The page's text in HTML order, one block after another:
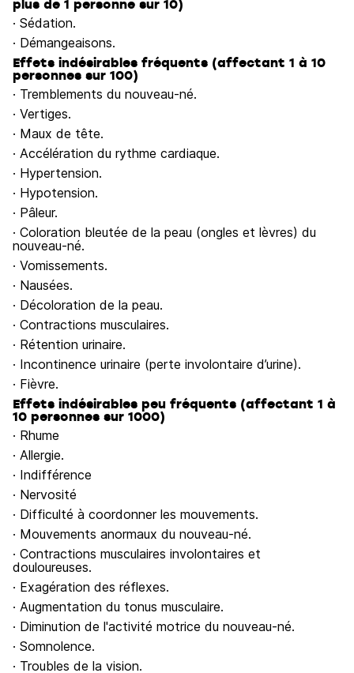
plus de 1 personne sur 10)
· Sédation.
· Démangeaisons.
Effets indésirables fréquents (affectant 1 à 10
personnes sur 100)
· Tremblements du nouveau-né.
· Vertiges.
· Maux de tête.
· Accélération du rythme cardiaque.
· Hypertension.
· Hypotension.
· Pâleur.
· Coloration bleutée de la peau (ongles et lèvres) du
nouveau-né.
· Vomissements.
· Nausées.
· Décoloration de la peau.
· Contractions musculaires.
· Rétention urinaire.
· Incontinence urinaire (perte involontaire d’urine).
· Fièvre.
Effets indésirables peu fréquents (affectant 1 à
10 personnes sur 1000)
· Rhume
· Allergie.
· Indifférence
· Nervosité
· Difficulté à coordonner les mouvements.
· Mouvements anormaux du nouveau-né.
· Contractions musculaires involontaires et
douloureuses.
· Exagération des réflexes.
· Augmentation du tonus musculaire.
· Diminution de l'activité motrice du nouveau-né.
· Somnolence.
· Troubles de la vision.